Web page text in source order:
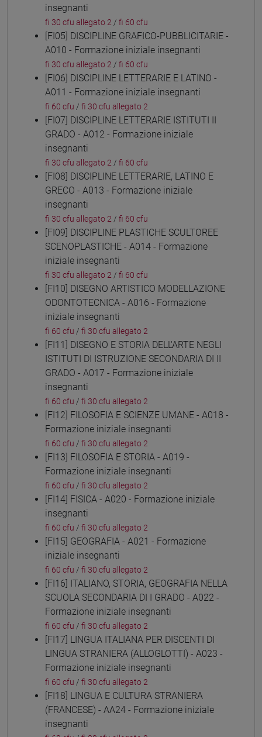
insegnanti
fi 30 cfu allegato 2 / fi 60 cfu
[FI05] DISCIPLINE GRAFICO-PUBBLICITARIE -
A010 - Formazione iniziale insegnanti
fi 30 cfu allegato 2 / fi 60 cfu
[FI06] DISCIPLINE LETTERARIE E LATINO -
A011 - Formazione iniziale insegnanti
fi 60 cfu / fi 30 cfu allegato 2
[FI07] DISCIPLINE LETTERARIE ISTITUTI II
GRADO - A012 - Formazione iniziale
insegnanti
fi 30 cfu allegato 2 / fi 60 cfu
[FI08] DISCIPLINE LETTERARIE, LATINO E
GRECO - A013 - Formazione iniziale
insegnanti
fi 30 cfu allegato 2 / fi 60 cfu
[FI09] DISCIPLINE PLASTICHE SCULTOREE
SCENOPLASTICHE - A014 - Formazione
iniziale insegnanti
fi 30 cfu allegato 2 / fi 60 cfu
[FI10] DISEGNO ARTISTICO MODELLAZIONE
ODONTOTECNICA - A016 - Formazione
iniziale insegnanti
fi 60 cfu / fi 30 cfu allegato 2
[FI11] DISEGNO E STORIA DELL'ARTE NEGLI
ISTITUTI DI ISTRUZIONE SECONDARIA DI II
GRADO - A017 - Formazione iniziale
insegnanti
fi 60 cfu / fi 30 cfu allegato 2
[FI12] FILOSOFIA E SCIENZE UMANE - A018 -
Formazione iniziale insegnanti
fi 60 cfu / fi 30 cfu allegato 2
[FI13] FILOSOFIA E STORIA - A019 -
Formazione iniziale insegnanti
fi 60 cfu / fi 30 cfu allegato 2
[FI14] FISICA - A020 - Formazione iniziale
insegnanti
fi 60 cfu / fi 30 cfu allegato 2
[FI15] GEOGRAFIA - A021 - Formazione
iniziale insegnanti
fi 60 cfu / fi 30 cfu allegato 2
[FI16] ITALIANO, STORIA, GEOGRAFIA NELLA
SCUOLA SECONDARIA DI I GRADO - A022 -
Formazione iniziale insegnanti
fi 60 cfu / fi 30 cfu allegato 2
[FI17] LINGUA ITALIANA PER DISCENTI DI
LINGUA STRANIERA (ALLOGLOTTI) - A023 -
Formazione iniziale insegnanti
fi 60 cfu / fi 30 cfu allegato 2
[FI18] LINGUA E CULTURA STRANIERA
(FRANCESE) - AA24 - Formazione iniziale
insegnanti